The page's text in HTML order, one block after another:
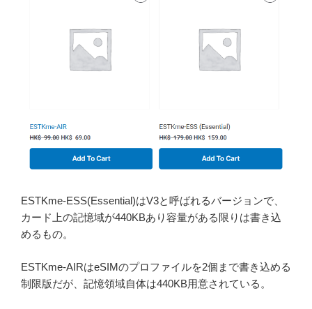
ESTKme-ESS(Essential)はV3と呼ばれるバージョンで、
カード上の記憶域が440KBあり容量がある限りは書き込
めるもの。
ESTKme-AIRはeSIMのプロファイルを2個まで書き込める
制限版だが、記憶領域自体は440KB用意されている。